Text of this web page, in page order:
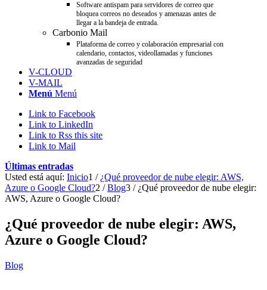
Software antispam para servidores de correo que
bloquea correos no deseados y amenazas antes de
llegar a la bandeja de entrada.
Carbonio Mail
Plataforma de correo y colaboración empresarial con
calendario, contactos, videollamadas y funciones
avanzadas de seguridad
V-CLOUD
V-MAIL
Menú Menú
Link to Facebook
Link to LinkedIn
Link to Rss this site
Link to Mail
Últimas entradas
Usted está aquí: Inicio1 / ¿Qué proveedor de nube elegir: AWS,
Azure o Google Cloud?2 / Blog3 / ¿Qué proveedor de nube elegir:
AWS, Azure o Google Cloud?
¿Qué proveedor de nube elegir: AWS,
Azure o Google Cloud?
Blog